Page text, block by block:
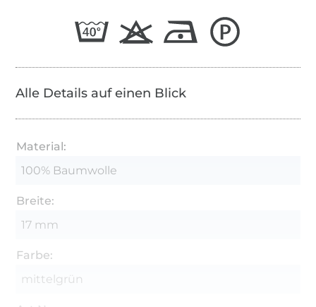
Alle Details auf einen Blick
Material:
100% Baumwolle
Breite:
17 mm
Farbe:
mittelgrün